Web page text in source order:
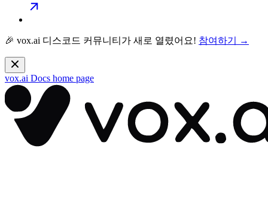
🎉 vox.ai 디스코드 커뮤니티가 새로 열렸어요! 참여하기 →
vox.ai Docs home page